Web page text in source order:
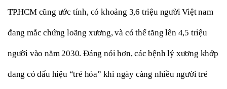
TP.HCM cũng ước tính, có khoảng 3,6 triệu người Việt nam
đang mắc chứng loãng xương, và có thể tăng lên 4,5 triệu
người vào năm 2030. Đáng nói hơn, các bệnh lý xương khớp
đang có dấu hiệu “trẻ hóa” khi ngày càng nhiều người trẻ